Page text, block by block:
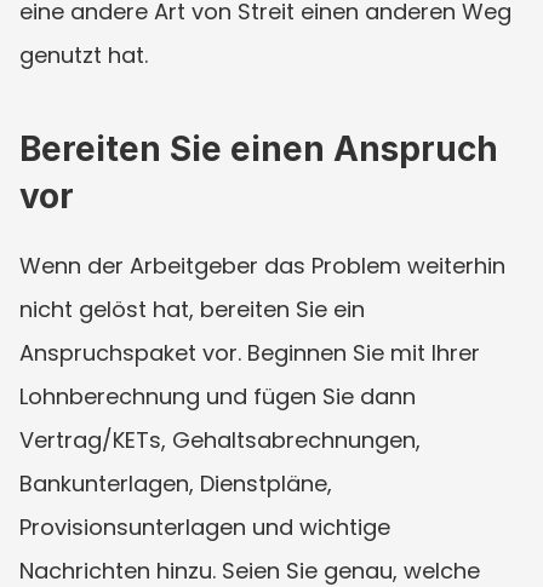
eine andere Art von Streit einen anderen Weg
genutzt hat.
Bereiten Sie einen Anspruch
vor
Wenn der Arbeitgeber das Problem weiterhin
nicht gelöst hat, bereiten Sie ein
Anspruchspaket vor. Beginnen Sie mit Ihrer
Lohnberechnung und fügen Sie dann
Vertrag/KETs, Gehaltsabrechnungen,
Bankunterlagen, Dienstpläne,
Provisionsunterlagen und wichtige
Nachrichten hinzu. Seien Sie genau, welche